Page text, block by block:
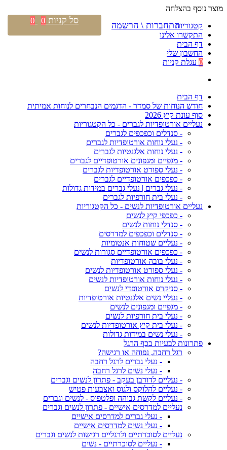
מוצר נוסף בהצלחה
קטגוריות
התקשרו אלינו
דף הבית
החשבון שלי
0 עגלת קניות
דף הבית
חודש הנוחות של סמדר - הדגמים הנבחרים לנוחות אמיתית
סוף עונת קיץ 2026
נעליים אורטופדיות לגברים - כל הקטגוריות
- סנדלים וכפכפים לגברים
- נעלי נוחות אורטופדיות לגברים
- נעלי נוחות אלגנטיות לגברים
- מגפיים ומגפונים אורטופדיים לגברים
- נעלי ספורט אורטופדיות לגברים
- כפכפים אורטופדיים לגברים
- נעלי גברים | נעלי גברים במידות גדולות
- נעלי בית חורפיות לגברים
נעליים אורטופדיות לנשים - כל הקטגוריות
- כפכפי קיץ לנשים
- סנדלי נוחות לנשים
- סנדלים וכפכפים למדרסים
- נעליים שטוחות אנטומיות
- כפכפים אורטופדיים סגורות לנשים
- נעלי בובה אורטופדיות
- נעלי ספורט אורטופדיות לנשים
- נעלי נוחות אורטופדיות לנשים
- סניקרס אורטופדי לנשים
- נעליי נשים אלגנטיות אורטופדיות
- מגפיים ומגפונים לנשים
- נעלי בית חורפיות לנשים
- נעלי בית קיץ אורטופדיות לנשים
- נעלי נשים במידות גדולות
פתרונות לבעיות בכף הרגל
רגל רחבה, נפוחה או רגישה?
- נעלי גברים לרגל רחבה
- נעלי נשים לרגל רחבה
- נעליים לדורבן בעקב - פתרון לנשים וגברים
- נעליים להלוקס ולגוס ואצבעות פטיש
- נעליים לקשת גבוהה ופלטפוס - לנשים וגברים
נעליים למדרסים אישיים - פתרון לנשים וגברים
- נעלי גברים למדרסים אישיים
- נעלי נשים למדרסים אישיים
נעליים לסוכרתיים ולרגליים רגישות לנשים וגברים
- נעליים לסוכרתיים - נשים
התחברות \ הרשמה סל קניות 0
0